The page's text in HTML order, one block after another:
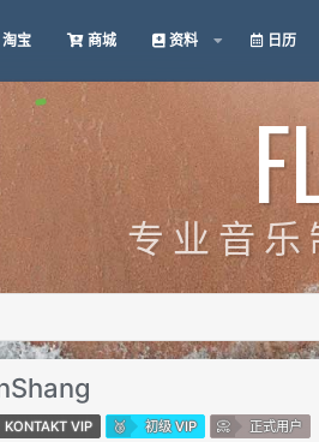
淘宝 商城 资料 日历
专 业 音 乐
KONTAKT VIP 初级 VIP 正式用户